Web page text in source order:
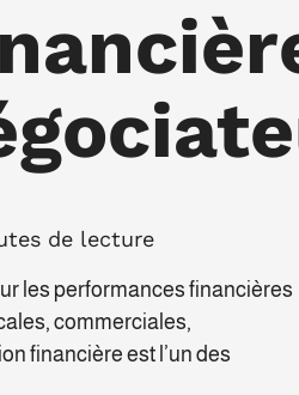
de lecture
les performances financières
commerciales,
financière est l’un des